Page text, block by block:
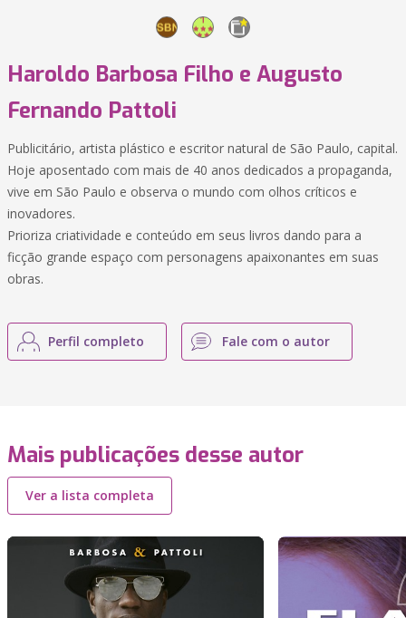
Haroldo Barbosa Filho e Augusto
Fernando Pattoli
Publicitário, artista plástico e escritor natural de São Paulo, capital.
Hoje aposentado com mais de 40 anos dedicados a propaganda,
vive em São Paulo e observa o mundo com olhos críticos e
inovadores.
Prioriza criatividade e conteúdo em seus livros dando para a
ficção grande espaço com personagens apaixonantes em suas
obras.
Perfil completo Fale com o autor
Mais publicações desse autor
Ver a lista completa